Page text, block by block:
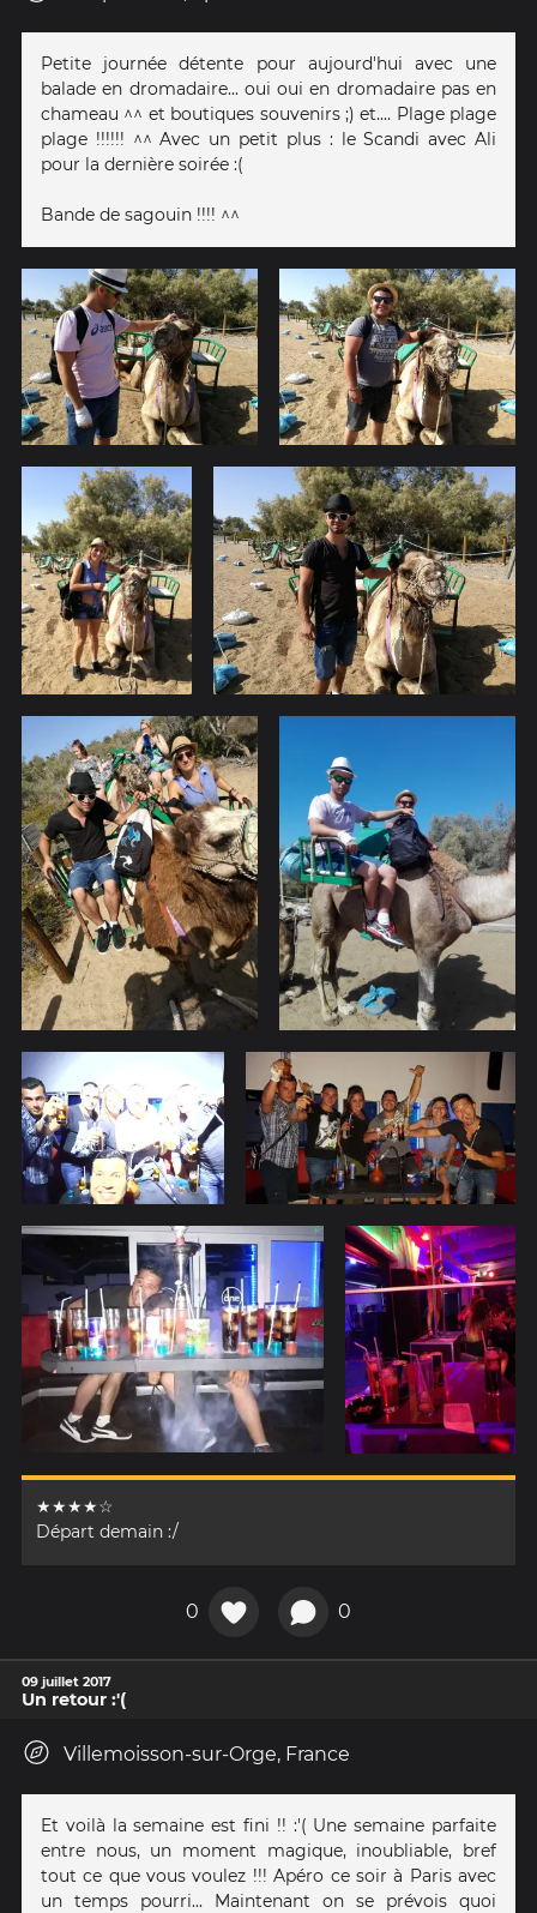
Petite journée détente pour aujourd'hui avec une
balade en dromadaire... oui oui en dromadaire pas en
chameau ^^ et boutiques souvenirs ;) et.... Plage plage
plage !!!!!! ^^ Avec un petit plus : le Scandi avec Ali
pour la dernière soirée :(
Bande de sagouin !!!! ^^
★★★★☆
Départ demain :/
0 0
09 juillet 2017
Un retour :'(
Villemoisson-sur-Orge, France
Et voilà la semaine est fini !! :'( Une semaine parfaite
entre nous, un moment magique, inoubliable, bref
tout ce que vous voulez !!! Apéro ce soir à Paris avec
un temps pourri... Maintenant on se prévois quoi